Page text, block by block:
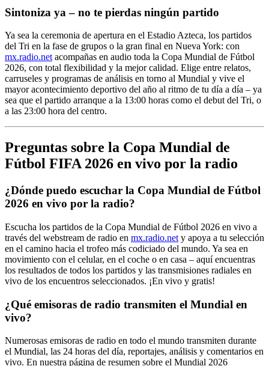
Sintoniza ya – no te pierdas ningún partido
Ya sea la ceremonia de apertura en el Estadio Azteca, los partidos
del Tri en la fase de grupos o la gran final en Nueva York: con
mx.radio.net acompañas en audio toda la Copa Mundial de Fútbol
2026, con total flexibilidad y la mejor calidad. Elige entre relatos,
carruseles y programas de análisis en torno al Mundial y vive el
mayor acontecimiento deportivo del año al ritmo de tu día a día – ya
sea que el partido arranque a la 13:00 horas como el debut del Tri, o
a las 23:00 hora del centro.
Preguntas sobre la Copa Mundial de
Fútbol FIFA 2026 en vivo por la radio
¿Dónde puedo escuchar la Copa Mundial de Fútbol
2026 en vivo por la radio?
Escucha los partidos de la Copa Mundial de Fútbol 2026 en vivo a
través del webstream de radio en mx.radio.net y apoya a tu selección
en el camino hacia el trofeo más codiciado del mundo. Ya sea en
movimiento con el celular, en el coche o en casa – aquí encuentras
los resultados de todos los partidos y las transmisiones radiales en
vivo de los encuentros seleccionados. ¡En vivo y gratis!
¿Qué emisoras de radio transmiten el Mundial en
vivo?
Numerosas emisoras de radio en todo el mundo transmiten durante
el Mundial, las 24 horas del día, reportajes, análisis y comentarios en
vivo. En nuestra página de resumen sobre el Mundial 2026